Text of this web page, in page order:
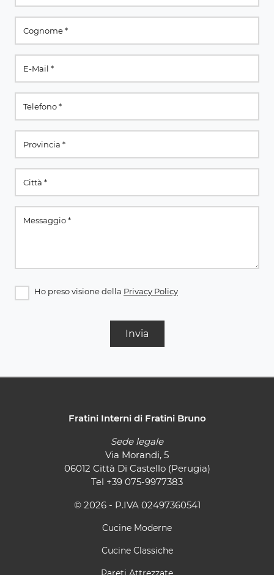
Ho preso visione della Privacy Policy
Invia
Fratini Interni di Fratini Bruno
Sede legale
Via Morandi, 5
06012 Città Di Castello (Perugia)
Tel +39 075-9977383
© 2026 - P.IVA 02497360541
Cucine Moderne
Cucine Classiche